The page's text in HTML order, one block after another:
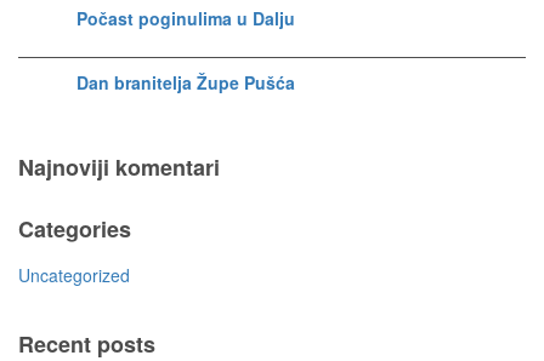
Počast poginulima u Dalju
Dan branitelja Župe Pušća
Najnoviji komentari
Categories
Uncategorized
Recent posts